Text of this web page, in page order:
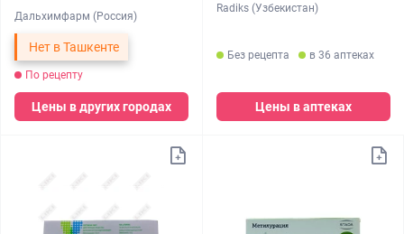
Дальхимфарм (Россия)
Нет в Ташкенте
По рецепту
Цены в других городах
Radiks (Узбекистан)
Без рецепта в 36 аптеках
Цены в аптеках